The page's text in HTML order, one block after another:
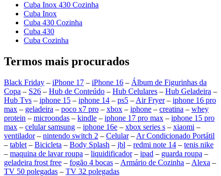
Cuba Inox 430 Cozinha
Cuba Inox
Cuba 430 Cozinha
Cuba 430
Cuba Cozinha
Termos mais procurados
Black Friday – iPhone 17 – iPhone 16 – Álbum de Figurinhas da
Copa – S26 – Hub de Conteúdo – Hub Celulares – Hub Geladeira –
Hub Tvs – iphone 15 – iphone 14 – ps5 – Air Fryer– iphone 16 pro
max – geladeira – poco x7 pro – xbox – iphone – creatina – whey
protein – microondas – kindle – iphone 17 pro max – iphone 15 pro
max – celular samsung – iphone 16e – xbox series s – xiaomi –
ventilador– nintendo switch 2 – Celular– Ar Condicionado Portátil
– tablet – Bicicleta – Body Splash – jbl – redmi note 14 – tenis nike
– maquina de lavar roupa – liquidificador– ipad – guarda roupa –
geladeira frost free – fogão 4 bocas – Armário de Cozinha – Alexa –
TV 50 polegadas – TV 32 polegadas